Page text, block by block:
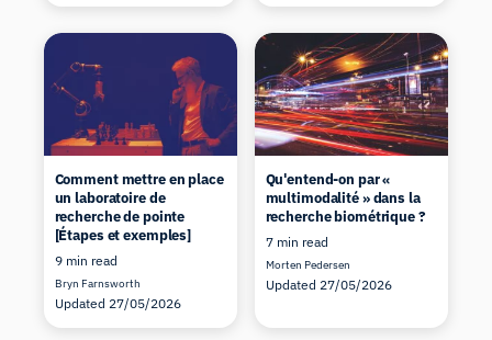
Comment mettre en place
un laboratoire de
recherche de pointe
[Étapes et exemples]
9 min read
Bryn Farnsworth
Updated 27/05/2026
Qu'entend-on par «
multimodalité » dans la
recherche biométrique ?
7 min read
Morten Pedersen
Updated 27/05/2026